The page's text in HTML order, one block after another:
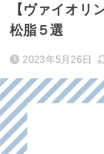
【ヴァイオリ
松脂５選
2023年5月26日